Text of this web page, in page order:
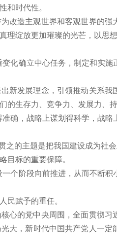
和时代性。
改造主观世界和客观世界的强
绽放更加璀璨的光芒，以思
化确立中心任务，制定和实
新发展理念，引领推动关系我
的生存力、竞争力、发展力
确，战略上谋划得科学，战
之的主题是把我国建设成为社
目标的重要保障。
个阶段向前推进，从而不断
民赋予的重任。
心的党中央周围，全面贯彻习
大，新时代中国共产党人一定